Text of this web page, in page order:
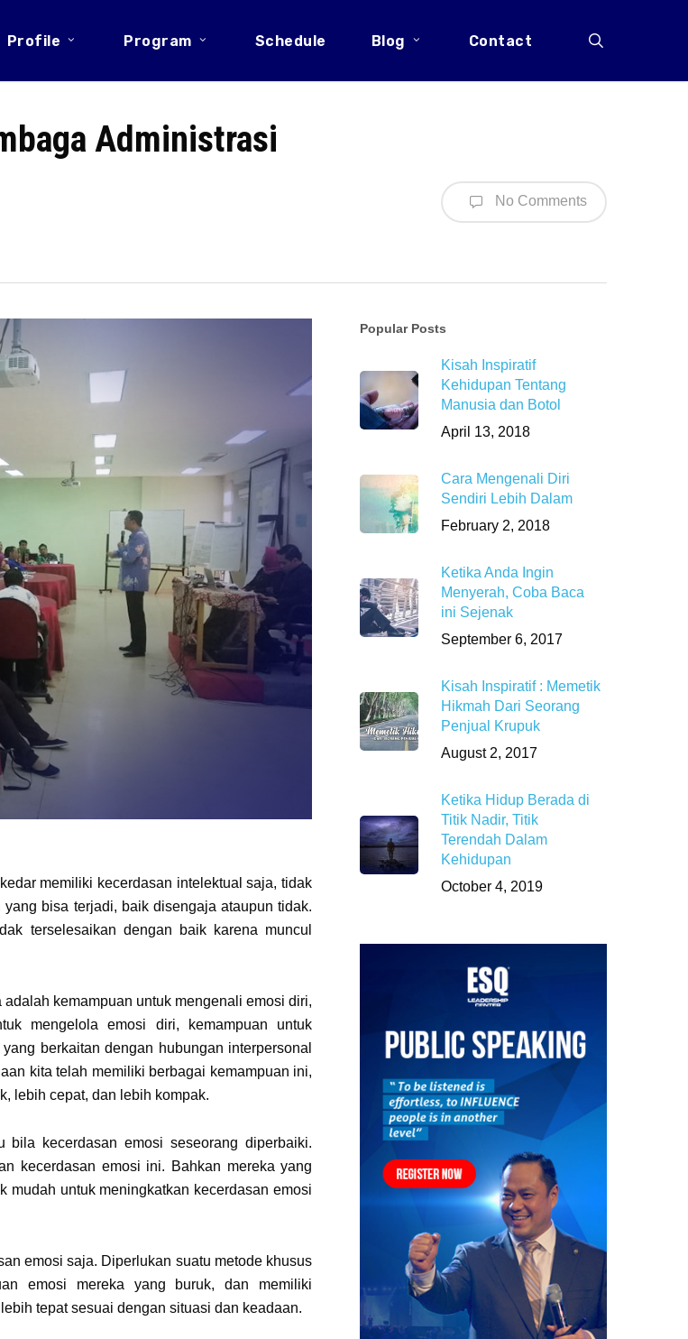
Profile Program Schedule Blog Contact
Administrasi
No Comments
memiliki kecerdasan intelektual saja, tidak
bisa terjadi, baik disengaja ataupun tidak.
terselesaikan dengan baik karena muncul
kemampuan untuk mengenali emosi diri,
mengelola emosi diri, kemampuan untuk
berkaitan dengan hubungan interpersonal
kita telah memiliki berbagai kemampuan ini,
lebih cepat, dan lebih kompak.
bila kecerdasan emosi seseorang diperbaiki.
kecerdasan emosi ini. Bahkan mereka yang
untuk meningkatkan kecerdasan emosi
emosi saja. Diperlukan suatu metode khusus
emosi mereka yang buruk, dan memiliki
tepat sesuai dengan situasi dan keadaan.
Popular Posts
Kisah Inspiratif
Kehidupan Tentang
Manusia dan Botol
April 13, 2018
Cara Mengenali Diri
Sendiri Lebih Dalam
February 2, 2018
Ketika Anda Ingin
Menyerah, Coba Baca
ini Sejenak
September 6, 2017
Kisah Inspiratif : Memetik
Hikmah Dari Seorang
Penjual Krupuk
August 2, 2017
Ketika Hidup Berada di
Titik Nadir, Titik
Terendah Dalam
Kehidupan
October 4, 2019